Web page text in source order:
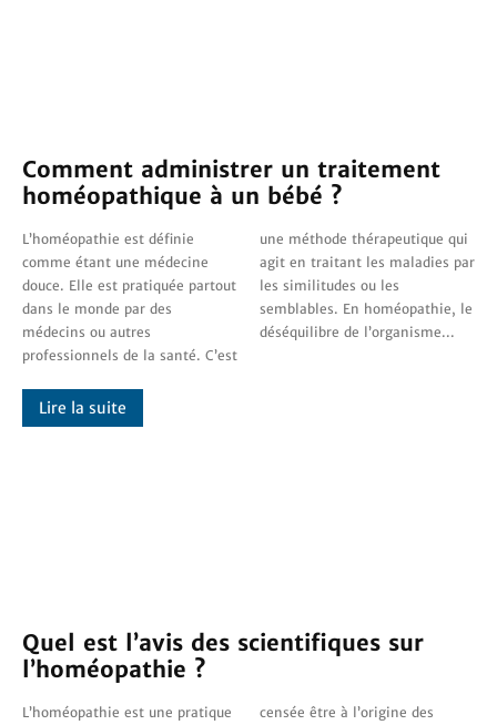
Comment administrer un traitement
homéopathique à un bébé ?
L’homéopathie est définie
comme étant une médecine
douce. Elle est pratiquée partout
dans le monde par des
médecins ou autres
professionnels de la santé. C’est
une méthode thérapeutique qui
agit en traitant les maladies par
les similitudes ou les
semblables. En homéopathie, le
déséquilibre de l’organisme...
Lire la suite
Quel est l’avis des scientifiques sur
l’homéopathie ?
L’homéopathie est une pratique
censée être à l’origine des